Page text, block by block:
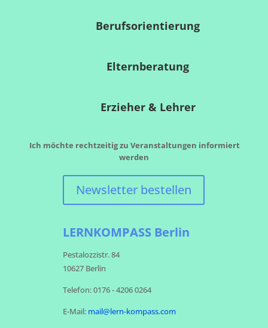
Berufsorientierung
Elternberatung
Erzieher & Lehrer
Ich möchte rechtzeitig zuVeranstaltungen informiert
werden
Newsletter bestellen
LERNKOMPASS Berlin
Pestalozzistr. 84
10627 Berlin
Telefon: 0176 - 4206 0264
E-Mail: mail@lern-kompass.com